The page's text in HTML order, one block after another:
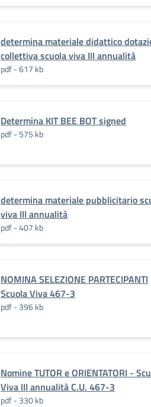
determina materiale didattico
collettiva scuola viva III annualità
pdf - 617 kb
Determina KIT BEE BOT signed
pdf - 575 kb
determina materiale pubblicitario
viva III annualità
pdf - 407 kb
NOMINA SELEZIONE PARTECIPANTI
Scuola Viva 467-3
pdf - 396 kb
Nomine TUTOR e ORIENTATORI -
Viva III annualità C.U. 467-3
pdf - 330 kb